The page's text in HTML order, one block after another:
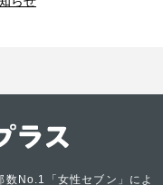
数No.1「女性セブン」によ